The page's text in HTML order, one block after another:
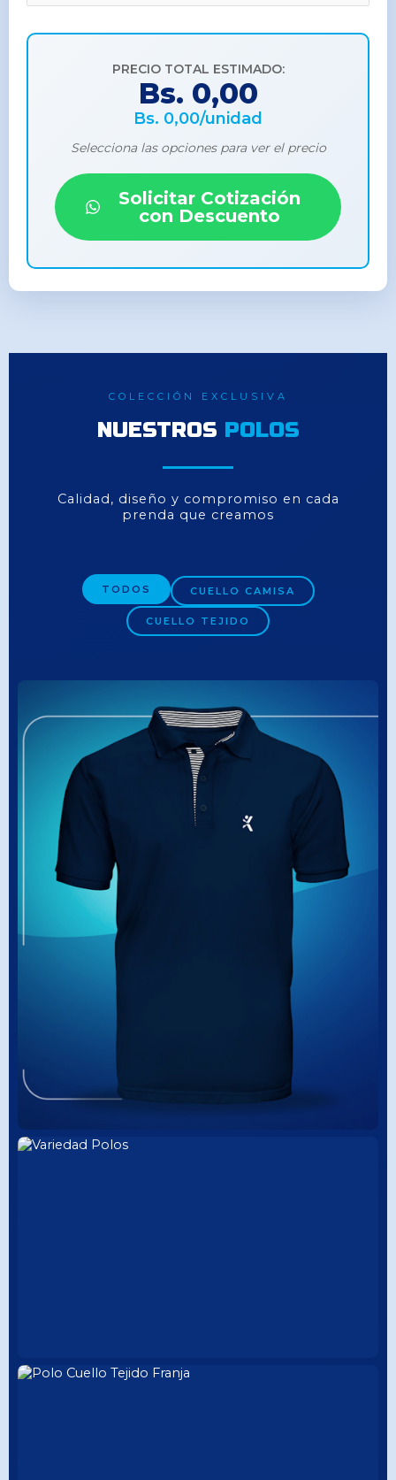
PRECIO TOTAL ESTIMADO:
Bs. 0,00
Bs. 0,00/unidad
Selecciona las opciones para ver el precio
Solicitar Cotización
con Descuento
COLECCIÓN EXCLUSIVA
NUESTROS POLOS
Calidad, diseño y compromiso en cada
prenda que creamos
TODOS CUELLO CAMISA
CUELLO TEJIDO
POLO CLÁSICO
CATÁLOGO COMPLETO